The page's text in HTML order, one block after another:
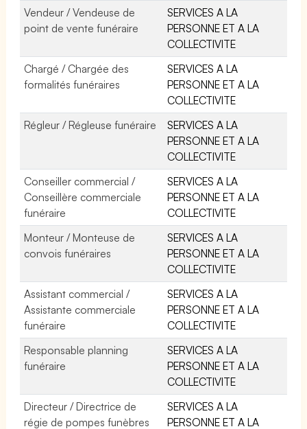
Vendeur / Vendeuse de
point de vente funéraire
SERVICES A LA
PERSONNE ET A LA
COLLECTIVITE
Chargé / Chargée des
formalités funéraires
SERVICES A LA
PERSONNE ET A LA
COLLECTIVITE
Régleur / Régleuse funéraire
SERVICES A LA
PERSONNE ET A LA
COLLECTIVITE
Conseiller commercial /
Conseillère commerciale
funéraire
SERVICES A LA
PERSONNE ET A LA
COLLECTIVITE
Monteur / Monteuse de
convois funéraires
SERVICES A LA
PERSONNE ET A LA
COLLECTIVITE
Assistant commercial /
Assistante commerciale
funéraire
SERVICES A LA
PERSONNE ET A LA
COLLECTIVITE
Responsable planning
funéraire
SERVICES A LA
PERSONNE ET A LA
COLLECTIVITE
Directeur / Directrice de
régie de pompes funèbres
SERVICES A LA
PERSONNE ET A LA